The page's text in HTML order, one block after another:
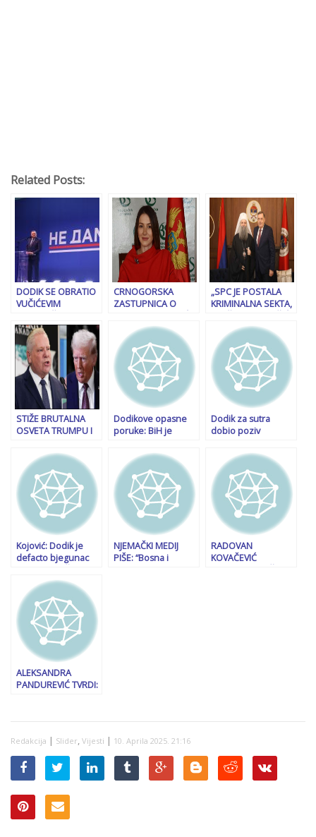
Related Posts:
DODIK SE OBRATIO
VUČIĆEVIM
koji blokiraju Srbiju
ne čine joj ništa
dobro, urušavaju
njenu ekonomiju,
kapacitet, značaj”
CRNOGORSKA
ZASTUPNICA O
I DODIKA: Pusti
snovi o “srpskom
svetu”, bilo je i bit će
cjelovite BiH!
„SPC JE POSTALA
KRIMINALNA SEKTA,
I TEBI…“: Burne
reakcije nakon
istupa Milorada
Dodika…
STIŽE BRUTALNA
OSVETA TRUMPU I
ćete bol!”
Dodikove opasne
poruke: BiH je
Svaki pokušaj upada
iz Federacije s
namjerom da
prijete silom bit će
na isti način
otklonjen
Dodik za sutra
dobio poziv
odmah poručio da
neće doći; slijedi li
potjernica?
Kojović: Dodik je
defacto bjegunac
je osuđen i nastavio
je iz sata u sat
praviti krivična djela
NJEMAČKI MEDIJ
PIŠE: “Bosna i
RADOVAN
KOVAČEVIĆ
ALEKSANDRA
PANDUREVIĆ TVRDI:
“kraljevska”
Redakcija | Slider, Vijesti | 10. Aprila 2025. 21:16